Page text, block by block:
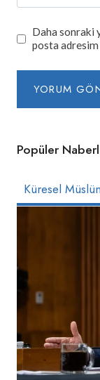
Daha sonraki
posta adresim
Popüler
Küresel